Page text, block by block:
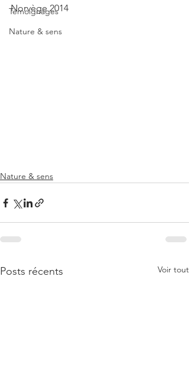
Témoignages
Nature & sens
Norvège 2014
Nature & sens
Posts récents Voir tout